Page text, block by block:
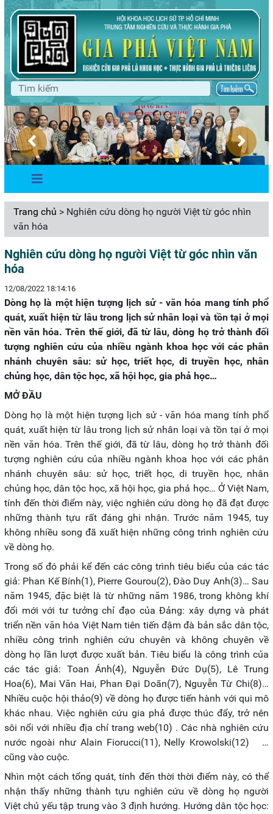
Trang chủ > Nghiên cứu dòng họ người Việt từ góc nhìn
văn hóa
Nghiên cứu dòng họ người Việt từ góc nhìn văn
hóa
12/08/2022 18:14:16
Dòng họ là một hiện tượng lịch sử - văn hóa mang tính phổ
quát, xuất hiện từ lâu trong lịch sử nhân loại và tồn tại ở mọi
nền văn hóa. Trên thế giới, đã từ lâu, dòng họ trở thành đối
tượng nghiên cứu của nhiều ngành khoa học với các phân
nhánh chuyên sâu: sử học, triết học, di truyền học, nhân
chủng học, dân tộc học, xã hội học, gia phả học…
MỞ ĐẦU
Dòng họ là một hiện tượng lịch sử - văn hóa mang tính phổ
quát, xuất hiện từ lâu trong lịch sử nhân loại và tồn tại ở mọi
nền văn hóa. Trên thế giới, đã từ lâu, dòng họ trở thành đối
tượng nghiên cứu của nhiều ngành khoa học với các phân
nhánh chuyên sâu: sử học, triết học, di truyền học, nhân
chủng học, dân tộc học, xã hội học, gia phả học… Ở Việt Nam,
tính đến thời điểm này, việc nghiên cứu dòng họ đã đạt được
những thành tựu rất đáng ghi nhận. Trước năm 1945, tuy
không nhiều song đã xuất hiện những công trình nghiên cứu
về dòng họ.
Trong số đó phải kể đến các công trình tiêu biểu của các tác
giả: Phan Kế Bính(1), Pierre Gourou(2), Đào Duy Anh(3)… Sau
năm 1945, đặc biệt là từ những năm 1986, trong không khí
đổi mới với tư tưởng chỉ đạo của Đảng: xây dựng và phát
triển nền văn hóa Việt Nam tiên tiến đậm đà bản sắc dân tộc,
nhiều công trình nghiên cứu chuyên và không chuyên về
dòng họ lần lượt được xuất bản. Tiêu biểu là công trình của
các tác giả: Toan Ánh(4), Nguyễn Đức Dụ(5), Lê Trung
Hoa(6), Mai Văn Hai, Phan Đại Doãn(7), Nguyễn Từ Chi(8)…
Nhiều cuộc hội thảo(9) về dòng họ được tiến hành với qui mô
khác nhau. Việc nghiên cứu gia phả được thúc đẩy, trở nên
sôi nổi với nhiều địa chỉ trang web(10) . Các nhà nghiên cứu
nước ngoài như Alain Fiorucci(11), Nelly Krowolski(12) …
cũng vào cuộc.
Nhìn một cách tổng quát, tính đến thời thời điểm này, có thể
nhận thấy những thành tựu nghiên cứu về dòng họ người
Việt chủ yếu tập trung vào 3 định hướng. Hướng dân tộc học: